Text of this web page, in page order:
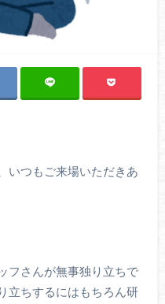
いつもご来場いただきあ
フさんが無事独り立ちで
立ちするにはもちろん研